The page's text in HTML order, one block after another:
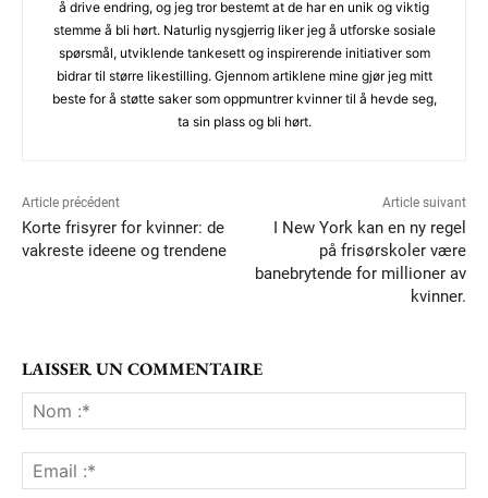
å drive endring, og jeg tror bestemt at de har en unik og viktig
stemme å bli hørt. Naturlig nysgjerrig liker jeg å utforske sosiale
spørsmål, utviklende tankesett og inspirerende initiativer som
bidrar til større likestilling. Gjennom artiklene mine gjør jeg mitt
beste for å støtte saker som oppmuntrer kvinner til å hevde seg,
ta sin plass og bli hørt.
Article précédent
Korte frisyrer for kvinner: de
vakreste ideene og trendene
Article suivant
I New York kan en ny regel
på frisørskoler være
banebrytende for millioner av
kvinner.
LAISSER UN COMMENTAIRE
:*
:*